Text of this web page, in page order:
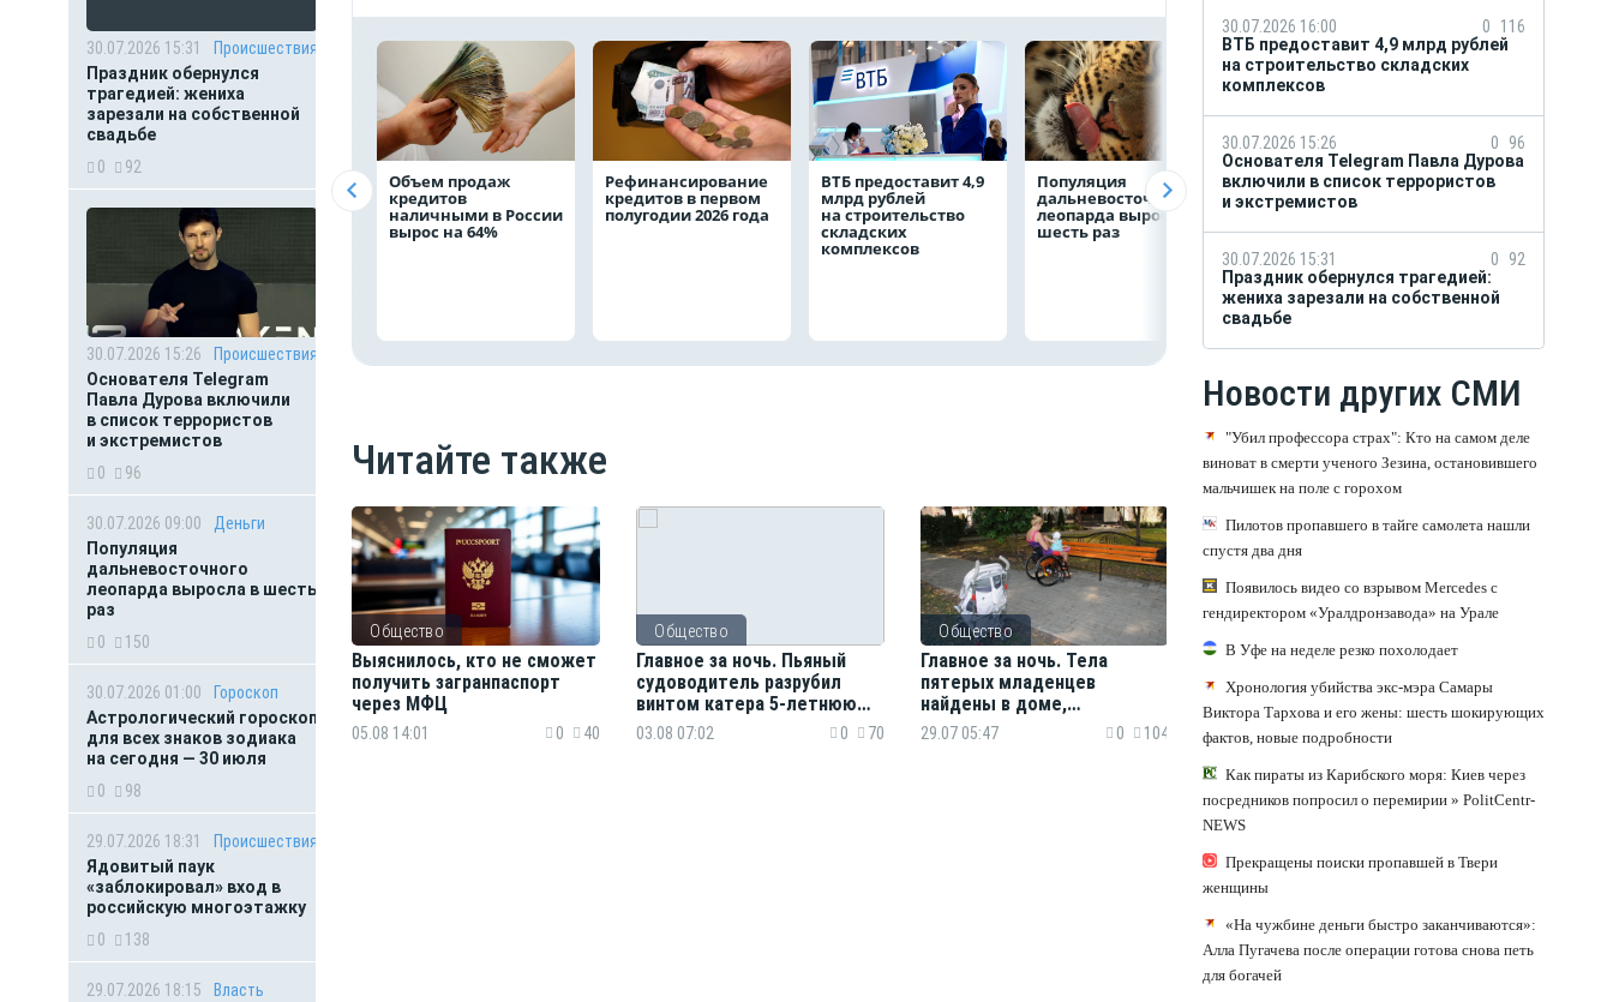
30.07.2026 15:31
Происшествия
Праздник обернулся
трагедией: жениха
зарезали на собственной
свадьбе
0
92
30.07.2026 15:26
Происшествия
Основателя Telegram
Павла Дурова включили
в список террористов
и экстремистов
0
96
30.07.2026 09:00
Деньги
Популяция
дальневосточного
леопарда выросла в шесть
раз
0
150
30.07.2026 01:00
Гороскоп
Астрологический гороскоп
для всех знаков зодиака
на сегодня — 30 июля
0
98
29.07.2026 18:31
Происшествия
Ядовитый паук
«заблокировал» вход в
российскую многоэтажку
0
138
29.07.2026 18:15
Власть
Объем продаж
кредитов
наличными в России
вырос на 64%
Рефинансирование
кредитов в первом
полугодии 2026 года
ВТБ предоставит 4,9
млрд рублей
на строительство
складских
комплексов
Популяция
дальневосточного
леопарда выросла в
шесть раз
ВТБ скорректировал
макроэкономически
й прогноз на 2026 год
Прогноз выплат
банками на
полугодие
Читайте также
Общество
Выяснилось, кто не сможет
получить загранпаспорт
через МФЦ
05.08 14:01 0 40
Общество
Главное за ночь. Пьяный
судоводитель разрубил
винтом катера 5-летнюю
девочку, тигр напал
03.08 07:02 0 70
Общество
Главное за ночь. Тела
пятерых младенцев
найдены в доме,
авиапассажиру пришлось
29.07 05:47 0 104
30.07.2026 16:00 0
116
ВТБ предоставит 4,9 млрд рублей
на строительство складских
комплексов
30.07.2026 15:26 0
96
Основателя Telegram Павла Дурова
включили в список террористов
и экстремистов
30.07.2026 15:31 0
92
Праздник обернулся трагедией:
жениха зарезали на собственной
свадьбе
Новости других СМИ
"Убил профессора страх": Кто на самом деле
виноват в смерти ученого Зезина, остановившего
мальчишек на поле с горохом
Пилотов пропавшего в тайге самолета нашли
спустя два дня
Появилось видео со взрывом Mercedes с
гендиректором «Уралдронзавода» на Урале
В Уфе на неделе резко похолодает
Хронология убийства экс-мэра Самары
Виктора Тархова и его жены: шесть шокирующих
фактов, новые подробности
Как пираты из Карибского моря: Киев через
посредников попросил о перемирии » PolitCentr-
NEWS
Прекращены поиски пропавшей в Твери
женщины
«На чужбине деньги быстро заканчиваются»:
Алла Пугачева после операции готова снова петь
для богачей